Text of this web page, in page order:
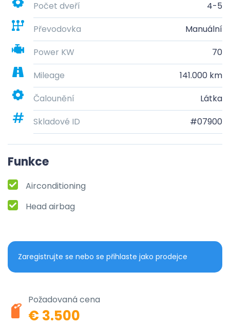
Počet dveří
4-5
Převodovka
Manuální
Power KW
70
Mileage
141.000 km
Čalounění
Látka
Skladové ID
#07900
Funkce
Airconditioning
Head airbag
Zaregistrujte se nebo se přihlaste jako prodejce
Požadovaná cena
€ 3.500